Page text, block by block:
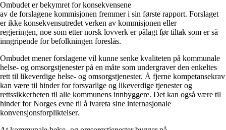
Ombudet er bekymret for konsekvensene
av de forslagene kommisjonen fremmer i sin første rapport. Forslaget
er ikke konsekvensutredet verken av kommisjonen eller
regjeringen, noe som etter norsk lovverk er pålagt før tiltak som er så
inngripende for befolkningen foreslås.
Ombudet mener forslagene vil kunne senke kvaliteten på kommunale
helse- og omsorgstjenester på en måte som undergraver den enkeltes
rett til likeverdige helse- og omsorgstjenester. Å fjerne kompetansekrav
kan være til hinder for forsvarlige og likeverdige tjenester og
rettssikkerheten til alle kommunens innbyggere. Det kan også være til
hinder for Norges evne til å ivareta sine internasjonale
konvensjonsforpliktelser.